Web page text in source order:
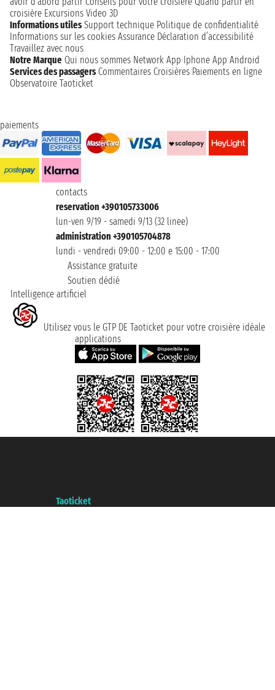
croisière Excursions Video 3D
Informations utiles Support technique Politique de confidentialité
Informations sur les cookies Assurance Déclaration d’accessibilité
Travaillez avec nous
Notre Marque Qui nous sommes Network App Iphone App Android
Services des passagers Commentaires Croisières Paiements en ligne
Observatoire Taoticket
paiements
contacts
reservation +390105733006
lun-ven 9/19 - samedi 9/13 (32 linee)
administration +390105704878
lundi - vendredi 09:00 - 12:00 e 15:00 - 17:00
Assistance gratuite
Soutien dédié
Intelligence artificiel
Utilisez vous le GTP DE Taoticket pour votre croisière idéale
applications
Taoticket